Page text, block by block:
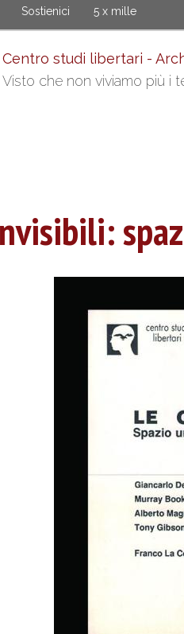
Sostienici 5 x mille
Centro studi libertari -
Visto che non viviamo più i